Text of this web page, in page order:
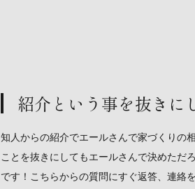
紹介という事を抜きに
知人からの紹介でエールさんで家づくりの
ことを抜きにしてもエールさんで決めただ
です！こちらからの質問にすぐ返答、連絡